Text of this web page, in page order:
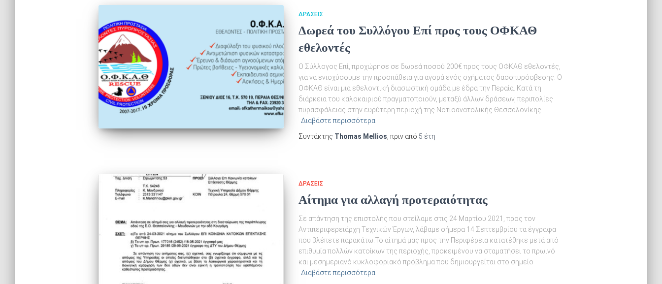
ΔΡΆΣΕΙΣ
Δωρεά του Συλλόγου Επί προς τους ΟΦΚΑΘ
εθελοντές
Ο Σύλλογος Επί, προχώρησε σε δωρεά ποσού 200€ προς τους ΟΦΚΑΘ εθελοντές,
για να ενισχύσουμε την προσπάθεια για αγορά ενός οχήματος δασοπυρόσβεσης. Ο
ΟΦΚΑΘ είναι μια εθελοντική διασωστική ομάδα με έδρα την Περαία. Κατά τη
διάρκεια του καλοκαιριού πραγματοποιούν, μεταξύ άλλων δράσεων, περιπολίες
πυρασφάλειας στην ευρύτερη περιοχή της Νοτιοανατολικής Θεσσαλονίκης.
Διαβάστε περισσότερα
Συντάκτης Thomas Mellios , πριν από 5 έτη
ΔΡΆΣΕΙΣ
Αίτημα για αλλαγή προτεραιότητας
Σε απάντηση της επιστολής που στείλαμε στις 24 Μαρτίου 2021, προς τον
Αντιπεριφερειάρχη Τεχνικών Έργων, λάβαμε σήμερα 14 Σεπτεμβρίου τα έγγραφα
που βλέπετε παρακάτω.Το αίτημά μας προς την Περιφέρεια κατατέθηκε μετά από
επιθυμία πολλών κατοίκων της περιοχής, προκειμένου να σταματήσει το πρωινό
και μεσημεριανό κυκλοφοριακό πρόβλημα που δημιουργείται στο σημείο
Διαβάστε περισσότερα